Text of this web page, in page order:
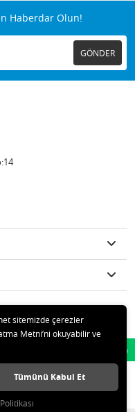
Haberdar Olun!
GÖNDER
SAN TİC LTD ŞTİ Tüm hakları
Whatsapp
sitemizde çerezler
Metni’ni okuyabilir ve
Tümünü Kabul Et